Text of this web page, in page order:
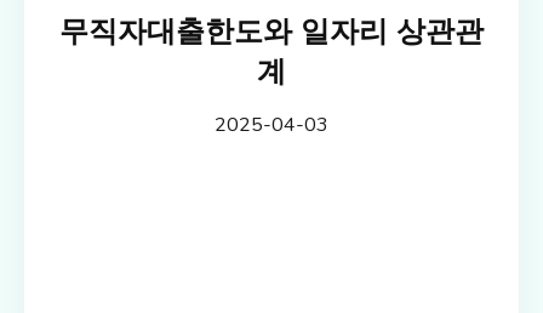
무직자대출한도와 일자리 상관관
계
2025-04-03